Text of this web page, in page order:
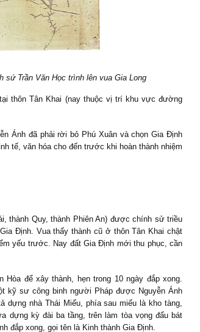
sứ Trần Văn Học trình lên vua Gia Long
thôn Tân Khai (nay thuộc vị trí khu vực đường
Ánh đã phải rời bỏ Phú Xuân và chọn Gia Định
tế, văn hóa cho đến trước khi hoàn thành nhiệm
thành Quy, thành Phiên An) được chính sử triều
Định. Vua thấy thành cũ ở thôn Tân Khai chật
yếu trước. Nay đất Gia Định mới thu phục, cần
để xây thành, hẹn trong 10 ngày đắp xong.
kỹ sư công binh người Pháp được Nguyễn Ánh
nhà Thái Miếu, phía sau miếu là kho tàng,
dựng kỳ đài ba tầng, trên làm tòa vọng đẩu bát
đắp xong, gọi tên là Kinh thành Gia Định.